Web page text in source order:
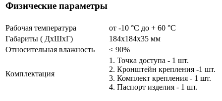
Физические параметры
Рабочая температура
от -10 °С до + 60 °C
Габариты ( ДхШхГ)
184х184х35 мм
Относительная влажность
≤ 90%
Комплектация
1. Точка доступа - 1 шт.
2. Кронштейн крепления -1 шт.
3. Комплект крепления - 1 шт.
4. Паспорт изделия - 1 шт.